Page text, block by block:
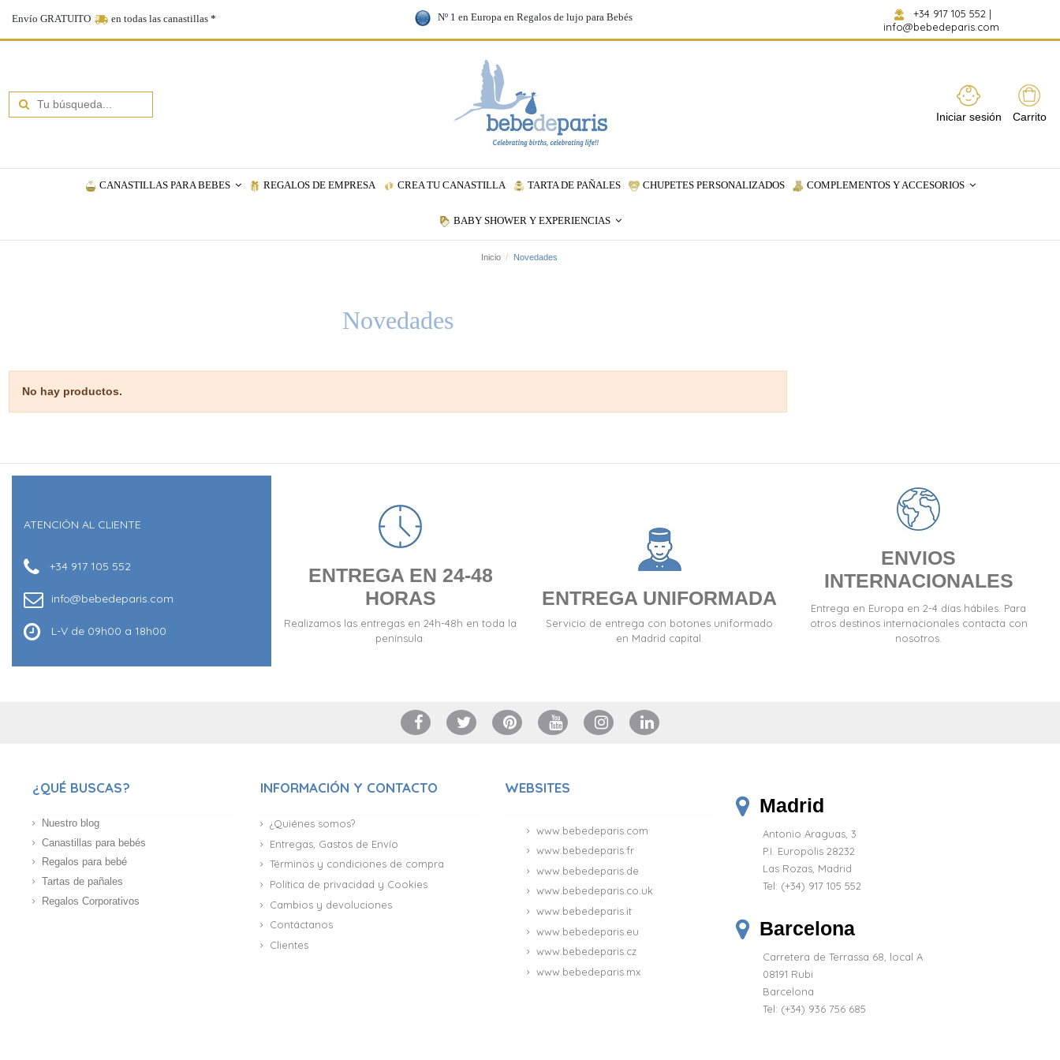
Envío GRATUITO en todas las canastillas * Nº 1 en Europa en Regalos de lujo para Bebés +34 917 105 552 |
info@bebedeparis.com
Iniciar sesión Carrito
CANASTILLAS PARA BEBES REGALOS DE EMPRESA CREA TU CANASTILLA TARTA DE PAÑALES CHUPETES PERSONALIZADOS COMPLEMENTOS Y ACCESORIOS
BABY SHOWER Y EXPERIENCIAS
Inicio Novedades
Novedades
No hay productos.
ATENCIÓN AL CLIENTE
+34 917 105 552
info@bebedeparis.com
L-V de 09h00 a 18h00
ENTREGA EN 24-48
HORAS
Realizamos las entregas en 24h-48h en toda la
península.
ENTREGA UNIFORMADA
Servicio de entrega con botones uniformado
en Madrid capital.
ENVIOS
INTERNACIONALES
Entrega en Europa en 2-4 días hábiles. Para
otros destinos internacionales contacta con
nosotros.
¿QUÉ BUSCAS?
Nuestro blog
Canastillas para bebés
Regalos para bebé
Tartas de pañales
Regalos Corporativos
INFORMACIÓN Y CONTACTO
¿Quiénes somos?
Entregas, Gastos de Envío
Términos y condiciones de compra
Política de privacidad y Cookies
Cambios y devoluciones
Contáctanos
Clientes
WEBSITES
www.bebedeparis.com
www.bebedeparis.fr
www.bebedeparis.de
www.bebedeparis.co.uk
www.bebedeparis.it
www.bebedeparis.eu
www.bebedeparis.cz
www.bebedeparis.mx
Madrid
Antonio Araguas, 3
P.I. Europolis 28232
Las Rozas, Madrid
Tel: (+34) 917 105 552
Barcelona
Carretera de Terrassa 68, local A
08191 Rubi
Barcelona
Tel: (+34) 936 756 685